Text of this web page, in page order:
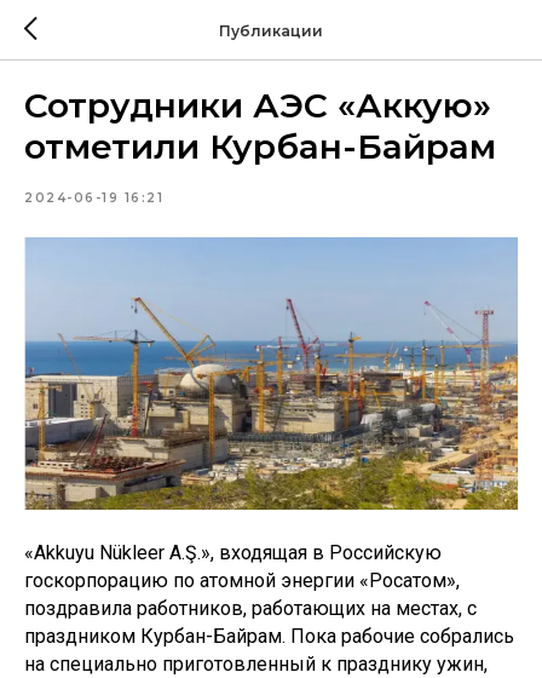
Публикации
Сотрудники АЭС «Аккую»
отметили Курбан-Байрам
2024-06-19 16:21
«Akkuyu Nükleer A.Ş.», входящая в Российскую
госкорпорацию по атомной энергии «Росатом»,
поздравила работников, работающих на местах, с
праздником Курбан-Байрам. Пока рабочие собрались
на специально приготовленный к празднику ужин,